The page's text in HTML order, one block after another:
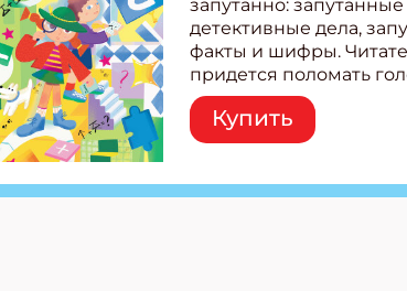
запутанно: запутанные
детективные дела,
факты и шифры.
придется поломать
Внутри: Шифры и
расшифровки Плетем
запутанные поделки
Ищем коды 3 комикса
Купить